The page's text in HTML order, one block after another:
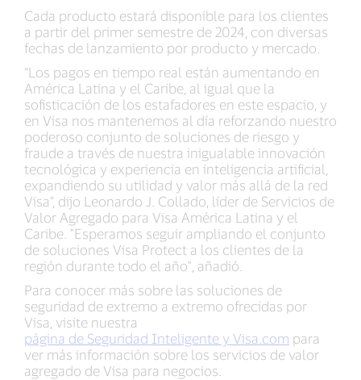
Cada producto estará disponible para los clientes
a partir del primer semestre de 2024, con diversas
fechas de lanzamiento por producto y mercado.
“Los pagos en tiempo real están aumentando en
América Latina y el Caribe, al igual que la
sofisticación de los estafadores en este espacio, y
en Visa nos mantenemos al día reforzando nuestro
poderoso conjunto de soluciones de riesgo y
fraude a través de nuestra inigualable innovación
tecnológica y experiencia en inteligencia artificial,
expandiendo su utilidad y valor más allá de la red
Visa”, dijo Leonardo J. Collado, líder de Servicios de
Valor Agregado para Visa América Latina y el
Caribe. "Esperamos seguir ampliando el conjunto
de soluciones Visa Protect a los clientes de la
región durante todo el año", añadió.
Para conocer más sobre las soluciones de
seguridad de extremo a extremo ofrecidas por
Visa, visite nuestra
página de Seguridad Inteligente y Visa.com para
ver más información sobre los servicios de valor
agregado de Visa para negocios.